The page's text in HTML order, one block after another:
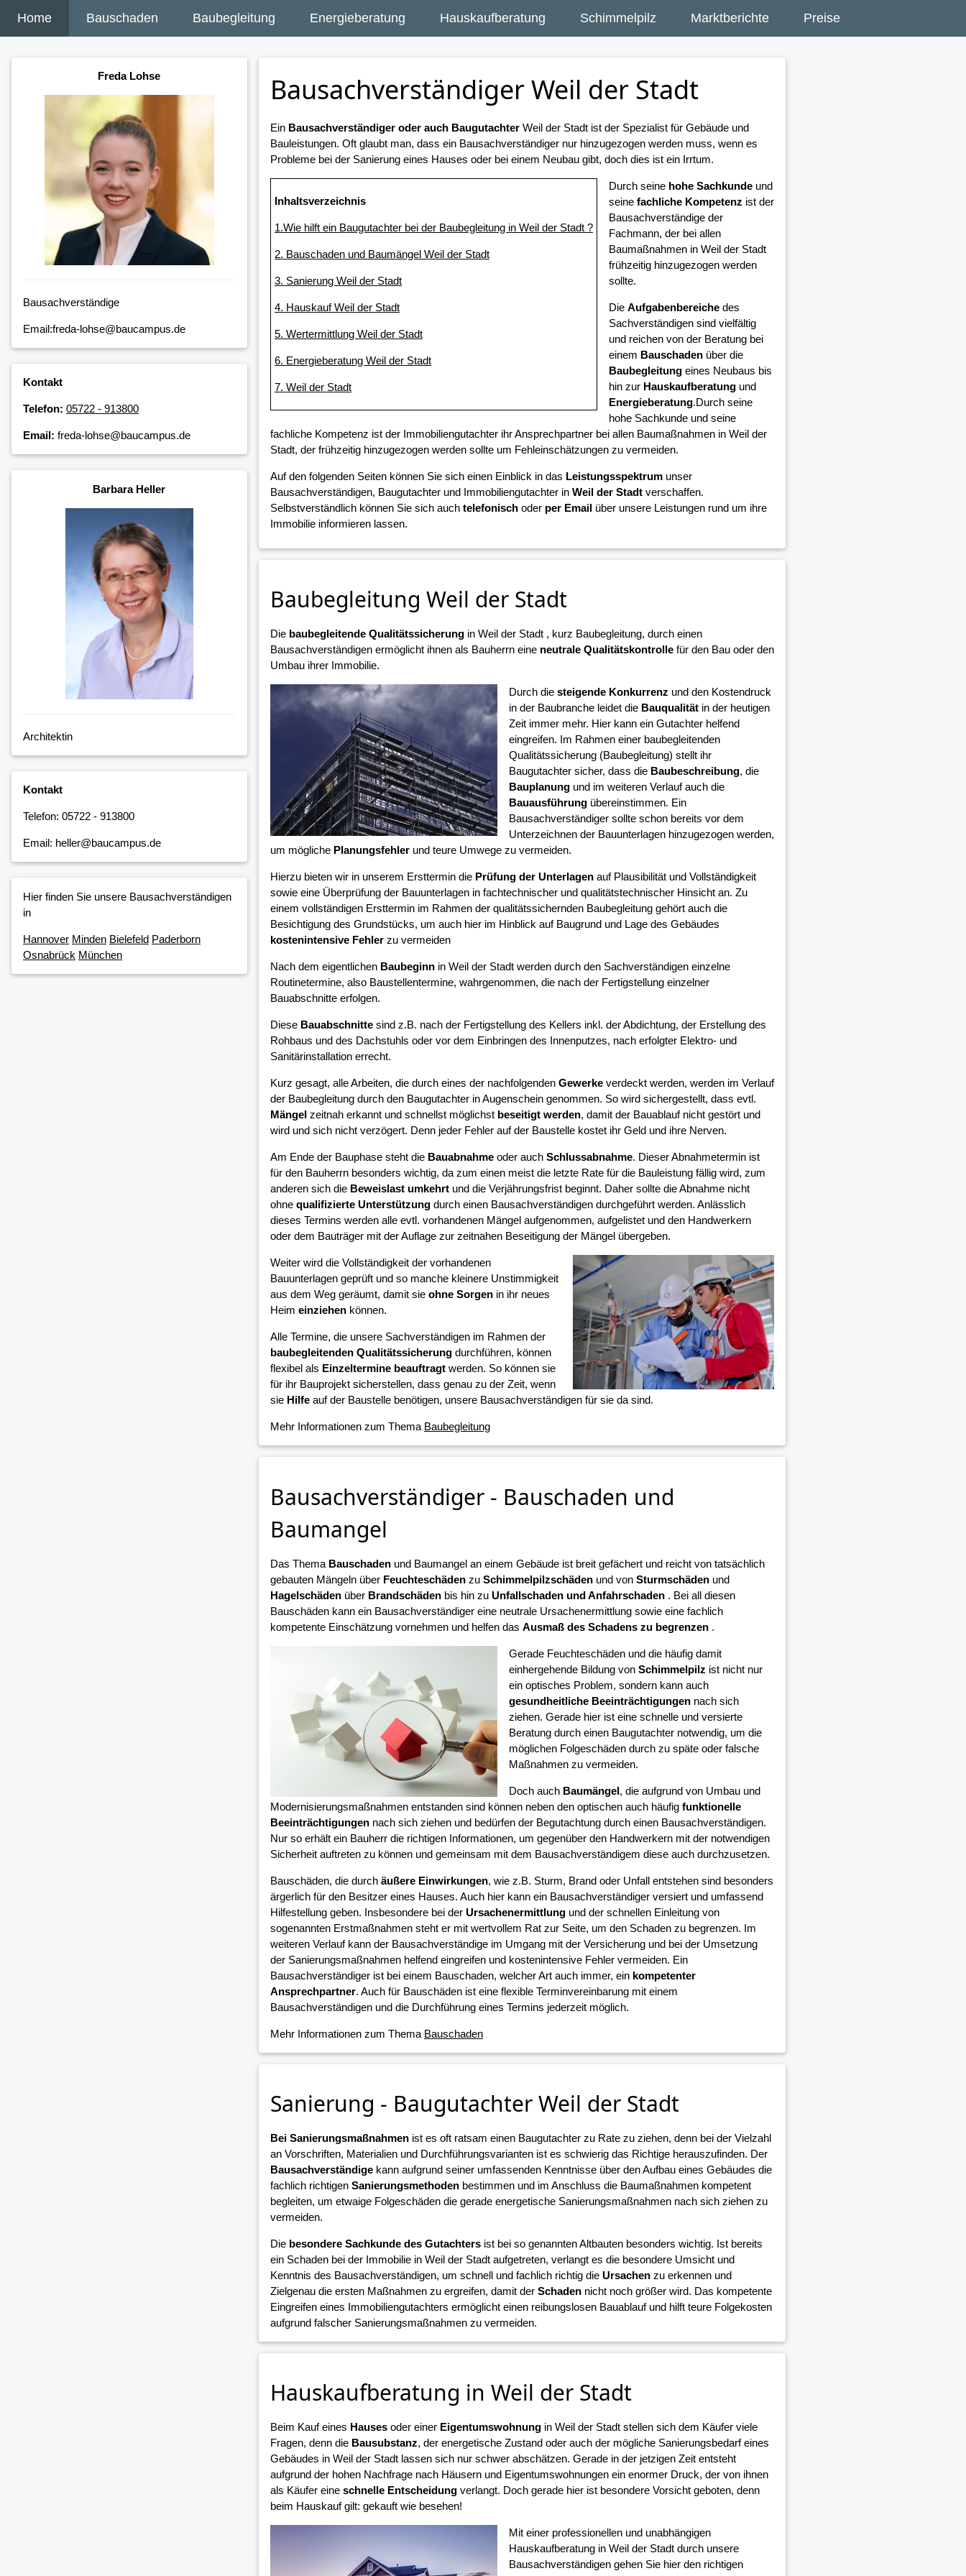
Home Bauschaden Baubegleitung Energieberatung Hauskaufberatung Schimmelpilz Marktberichte Preise
Freda Lohse
Bausachverständige
Email:freda-lohse@baucampus.de
Kontakt
Telefon: 05722 - 913800
Email: freda-lohse@baucampus.de
Barbara Heller
Architektin
Kontakt
Telefon: 05722 - 913800
Email: heller@baucampus.de
Hier finden Sie unsere Bausachverständigen
in
Hannover Minden Bielefeld Paderborn
Osnabrück München
Bausachverständiger Weil der Stadt
Ein Bausachverständiger oder auch BaugutachterWeil der Stadt ist der Spezialist für Gebäude und
Bauleistungen. Oft glaubt man, dass ein Bausachverständiger nur hinzugezogen werden muss, wenn es
Probleme bei der Sanierung eines Hauses oder bei einem Neubau gibt, doch dies ist ein Irrtum.
Inhaltsverzeichnis
1.Wie hilft ein Baugutachter bei der Baubegleitung in Weil der Stadt ?
2. Bauschaden und Baumängel Weil der Stadt
3. Sanierung Weil der Stadt
4. Hauskauf Weil der Stadt
5. Wertermittlung Weil der Stadt
6. Energieberatung Weil der Stadt
7. Weil der Stadt
Durch seine hohe Sachkundeund
seine fachliche Kompetenz ist der
Bausachverständige der
Fachmann, der bei allen
Baumaßnahmen in Weil der Stadt
frühzeitig hinzugezogen werden
sollte.
Die Aufgabenbereichedes
Sachverständigen sind vielfältig
und reichen von der Beratung bei
einem Bauschadenüber die
Baubegleitungeines Neubaus bis
hin zur Hauskaufberatungund
Energieberatung.Durch seine
hohe Sachkunde und seine
fachliche Kompetenz ist der Immobiliengutachter ihr Ansprechpartner bei allen Baumaßnahmen in Weil der
Stadt, der frühzeitig hinzugezogen werden sollte um Fehleinschätzungen zu vermeiden.
Auf den folgenden Seiten können Sie sich einen Einblick in das Leistungsspektrumunser
Bausachverständigen, Baugutachter und Immobiliengutachter in Weil der Stadtverschaffen.
Selbstverständlich können Sie sich auch telefonischoder per Emailüber unsere Leistungen rund um ihre
Immobilie informieren lassen.
Baubegleitung Weil der Stadt
Die baubegleitende Qualitätssicherungin Weil der Stadt , kurz Baubegleitung, durch einen
Bausachverständigen ermöglicht ihnen als Bauherrn eine neutrale Qualitätskontrollefür den Bau oder den
Umbau ihrer Immobilie.
Durch die steigende Konkurrenz und den Kostendruck
in der Baubranche leidet die Bauqualitätin der heutigen
Zeit immer mehr. Hier kann ein Gutachter helfend
eingreifen. Im Rahmen einer baubegleitenden
Qualitätssicherung (Baubegleitung) stellt ihr
Baugutachter sicher, dass die Baubeschreibung, die
Bauplanungund im weiteren Verlauf auch die
Bauausführungübereinstimmen. Ein
Bausachverständiger sollte schon bereits vor dem
Unterzeichnen der Bauunterlagen hinzugezogen werden,
um mögliche Planungsfehlerund teure Umwege zu vermeiden.
Hierzu bieten wir in unserem Ersttermin die Prüfung der Unterlagenauf Plausibilität und Vollständigkeit
sowie eine Überprüfung der Bauunterlagen in fachtechnischer und qualitätstechnischer Hinsicht an. Zu
einem vollständigen Ersttermin im Rahmen der qualitätssichernden Baubegleitung gehört auch die
Besichtigung des Grundstücks, um auch hier im Hinblick auf Baugrund und Lage des Gebäudes
kostenintensive Fehlerzu vermeiden
Nach dem eigentlichen Baubeginnin Weil der Stadt werden durch den Sachverständigen einzelne
Routinetermine, also Baustellentermine, wahrgenommen, die nach der Fertigstellung einzelner
Bauabschnitte erfolgen.
Diese Bauabschnittesind z.B. nach der Fertigstellung des Kellers inkl. der Abdichtung, der Erstellung des
Rohbaus und des Dachstuhls oder vor dem Einbringen des Innenputzes, nach erfolgter Elektro- und
Sanitärinstallation errecht.
Kurz gesagt, alle Arbeiten, die durch eines der nachfolgenden Gewerkeverdeckt werden, werden im Verlauf
der Baubegleitung durch den Baugutachter in Augenschein genommen. So wird sichergestellt, dass evtl.
Mängelzeitnah erkannt und schnellst möglichst beseitigt werden, damit der Bauablauf nicht gestört und
wird und sich nicht verzögert. Denn jeder Fehler auf der Baustelle kostet ihr Geld und ihre Nerven.
Am Ende der Bauphase steht die Bauabnahmeoder auch Schlussabnahme. Dieser Abnahmetermin ist
für den Bauherrn besonders wichtig, da zum einen meist die letzte Rate für die Bauleistung fällig wird, zum
anderen sich die Beweislast umkehrtund die Verjährungsfrist beginnt. Daher sollte die Abnahme nicht
ohne qualifizierte Unterstützungdurch einen Bausachverständigen durchgeführt werden. Anlässlich
dieses Termins werden alle evtl. vorhandenen Mängel aufgenommen, aufgelistet und den Handwerkern
oder dem Bauträger mit der Auflage zur zeitnahen Beseitigung der Mängel übergeben.
Weiter wird die Vollständigkeit der vorhandenen
Bauunterlagen geprüft und so manche kleinere Unstimmigkeit
aus dem Weg geräumt, damit sie ohne Sorgenin ihr neues
Heim einziehenkönnen.
Alle Termine, die unsere Sachverständigen im Rahmen der
baubegleitenden Qualitätssicherungdurchführen, können
flexibel als Einzeltermine beauftragtwerden. So können sie
für ihr Bauprojekt sicherstellen, dass genau zu der Zeit, wenn
sie Hilfeauf der Baustelle benötigen, unsere Bausachverständigen für sie da sind.
Mehr Informationen zum Thema Baubegleitung
Bausachverständiger - Bauschaden und
Baumangel
Das Thema Bauschadenund Baumangel an einem Gebäude ist breit gefächert und reicht von tatsächlich
gebauten Mängeln über Feuchteschädenzu Schimmelpilzschädenund von Sturmschädenund
Hagelschädenüber Brandschädenbis hin zu Unfallschaden und Anfahrschaden. Bei all diesen
Bauschäden kann ein Bausachverständiger eine neutrale Ursachenermittlung sowie eine fachlich
kompetente Einschätzung vornehmen und helfen das Ausmaß des Schadens zu begrenzen.
Gerade Feuchteschäden und die häufig damit
einhergehende Bildung von Schimmelpilz ist nicht nur
ein optisches Problem, sondern kann auch
gesundheitliche Beeinträchtigungennach sich
ziehen. Gerade hier ist eine schnelle und versierte
Beratung durch einen Baugutachter notwendig, um die
möglichen Folgeschäden durch zu späte oder falsche
Maßnahmen zu vermeiden.
Doch auch Baumängel, die aufgrund von Umbau und
Modernisierungsmaßnahmen entstanden sind können neben den optischen auch häufig funktionelle
Beeinträchtigungennach sich ziehen und bedürfen der Begutachtung durch einen Bausachverständigen.
Nur so erhält ein Bauherr die richtigen Informationen, um gegenüber den Handwerkern mit der notwendigen
Sicherheit auftreten zu können und gemeinsam mit dem Bausachverständigem diese auch durchzusetzen.
Bauschäden, die durch äußere Einwirkungen, wie z.B. Sturm, Brand oder Unfall entstehen sind besonders
ärgerlich für den Besitzer eines Hauses. Auch hier kann ein Bausachverständiger versiert und umfassend
Hilfestellung geben. Insbesondere bei der Ursachenermittlungund der schnellen Einleitung von
sogenannten Erstmaßnahmen steht er mit wertvollem Rat zur Seite, um den Schaden zu begrenzen. Im
weiteren Verlauf kann der Bausachverständige im Umgang mit der Versicherung und bei der Umsetzung
der Sanierungsmaßnahmen helfend eingreifen und kostenintensive Fehler vermeiden. Ein
Bausachverständiger ist bei einem Bauschaden, welcher Art auch immer, ein kompetenter
Ansprechpartner. Auch für Bauschäden ist eine flexible Terminvereinbarung mit einem
Bausachverständigen und die Durchführung eines Termins jederzeit möglich.
Mehr Informationen zum Thema Bauschaden
Sanierung - Baugutachter Weil der Stadt
Bei Sanierungsmaßnahmenist es oft ratsam einen Baugutachter zu Rate zu ziehen, denn bei der Vielzahl
an Vorschriften, Materialien und Durchführungsvarianten ist es schwierig das Richtige herauszufinden. Der
Bausachverständigekann aufgrund seiner umfassenden Kenntnisse über den Aufbau eines Gebäudes die
fachlich richtigen Sanierungsmethodenbestimmen und im Anschluss die Baumaßnahmen kompetent
begleiten, um etwaige Folgeschäden die gerade energetische Sanierungsmaßnahmen nach sich ziehen zu
vermeiden.
Die besondere Sachkunde des Gutachtersist bei so genannten Altbauten besonders wichtig. Ist bereits
ein Schaden bei der Immobilie in Weil der Stadt aufgetreten, verlangt es die besondere Umsicht und
Kenntnis des Bausachverständigen, um schnell und fachlich richtig die Ursachenzu erkennen und
Zielgenau die ersten Maßnahmen zu ergreifen, damit der Schadennicht noch größer wird. Das kompetente
Eingreifen eines Immobiliengutachters ermöglicht einen reibungslosen Bauablauf und hilft teure Folgekosten
aufgrund falscher Sanierungsmaßnahmen zu vermeiden.
Hauskaufberatung in Weil der Stadt
Beim Kauf eines Hausesoder einer Eigentumswohnungin Weil der Stadt stellen sich dem Käufer viele
Fragen, denn die Bausubstanz, der energetische Zustand oder auch der mögliche Sanierungsbedarf eines
Gebäudes in Weil der Stadt lassen sich nur schwer abschätzen. Gerade in der jetzigen Zeit entsteht
aufgrund der hohen Nachfrage nach Häusern und Eigentumswohnungen ein enormer Druck, der von ihnen
als Käufer eine schnelle Entscheidungverlangt. Doch gerade hier ist besondere Vorsicht geboten, denn
beim Hauskauf gilt: gekauft wie besehen!
Mit einer professionellen und unabhängigen
Hauskaufberatung in Weil der Stadt durch unsere
Bausachverständigen gehen Sie hier den richtigen